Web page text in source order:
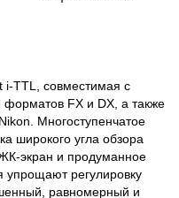
i-TTL, совместимая с
FX и DX, а также
Многоступенчатое
широкого угла обзора
экран и продуманное
упрощают регулировку
равномерный и